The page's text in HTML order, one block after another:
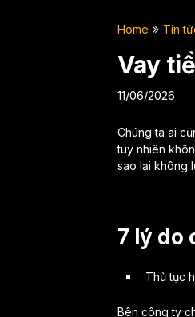
Home Tin
Vay
11/06/2026
Chúng ta ai
tuy nhiên
sao lại không
7 lý do
Thủ tục
Bên công ty